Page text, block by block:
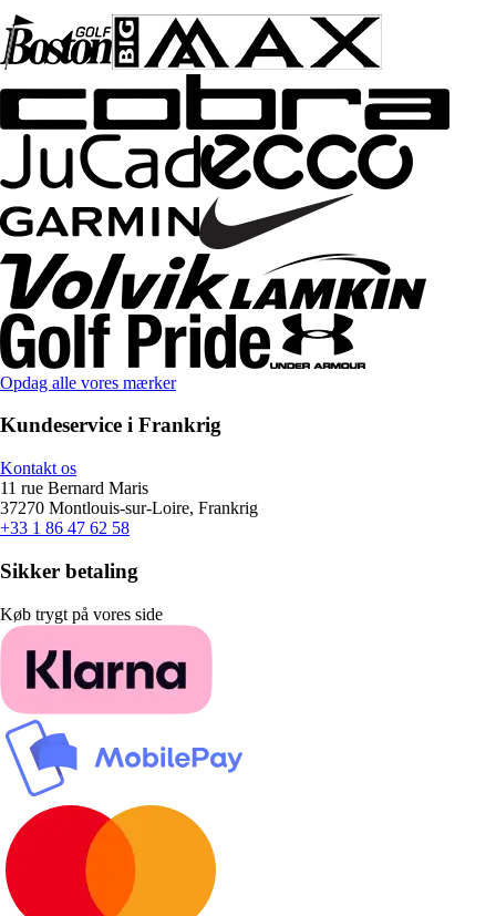
Opdag alle vores mærker
Kundeservice i Frankrig
Kontakt os
11 rue Bernard Maris
37270 Montlouis-sur-Loire, Frankrig
+33 1 86 47 62 58
Sikker betaling
Køb trygt på vores side